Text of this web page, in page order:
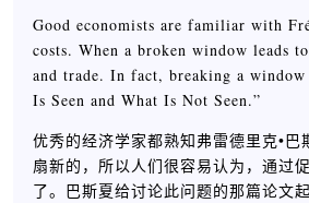
Good economists are familiar with
costs. When a broken window leads
and trade. In fact, breaking a window
Is Seen and What Is Not Seen.”
优秀的经济学家都熟知弗雷德里克•
扇新的，所以人们很容易认为，通过
了。巴斯夏给讨论此问题的那篇论文